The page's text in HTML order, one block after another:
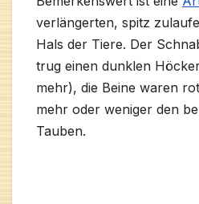
verlängerten, spitz
Hals der Tiere. Der
trug einen dunklen
mehr), die Beine waren
mehr oder weniger den
Tauben.